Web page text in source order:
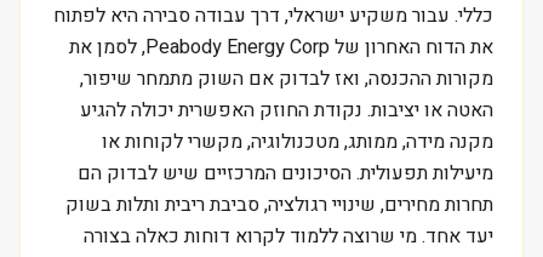
כללי. עבור משקיע ישראלי, דרך עבודה סבירה היא לפתוח
את הדוח האחרון של Peabody Energy Corp, לסמן את
מקורות ההכנסה, ואז לבדוק אם השוק מתמחר שיפור,
האטה או יציבות. נקודת החוזק האפשרית יכולה להגיע
מקנה מידה, ממותג, מטכנולוגיה, מקשרי לקוחות או
מיעילות תפעולית. הסיכונים המרכזיים שיש לבדוק הם
תחרות מחירים, שינויי רגולציה, סביבת ריבית ותלות בשוק
יעד אחד. מי שרוצה ללמוד לקרוא דוחות כאלה בצורה